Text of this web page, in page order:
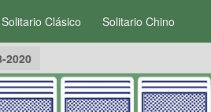
Solitario Clásico Solitario Chino
2020